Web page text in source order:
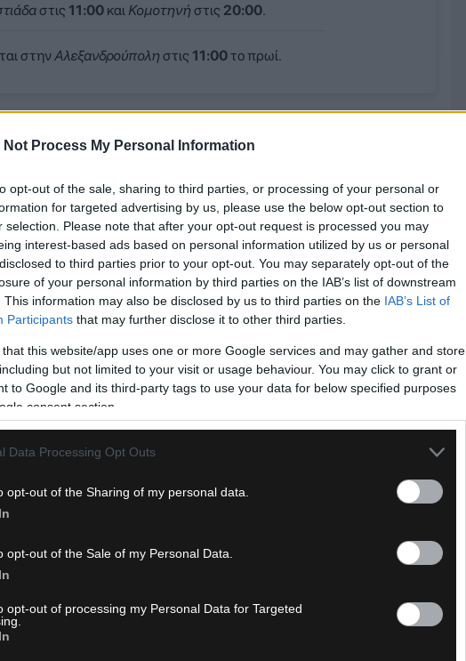
Not Process My Personal Information
opt-out of the sale, sharing to third parties, or processing of your personal or
for targeted advertising by us, please use the below opt-out section to
selection. Please note that after your opt-out request is processed you may
interest-based ads based on personal information utilized by us or personal
to third parties prior to your opt-out. You may separately opt-out of the
of your personal information by third parties on the IAB’s list of downstream
This information may also be disclosed by us to third parties on the IAB’s List of
Participants that may further disclose it to other third parties.
that this website/app uses one or more Google services and may gather and store
but not limited to your visit or usage behaviour. You may click to grant or
to Google and its third-party tags to use your data for below specified purposes
consent section.
Data Processing Opt Outs
opt-out of the Sharing of my personal data.
opt-out of the Sale of my Personal Data.
opt-out of processing my Personal Data for Targeted
στις 11:00και Κομοτηνή στις 20:00.
στηνΑλεξανδρούπολη στις 11:00το πρωί.
δίνοντας την ευκαιρία στους πολυάριθμους φίλους της
όπου οι οπαδοί του «Δικεφάλου» θα μπορούν να φωτογραφηθούν μαζί
της ΑΕΚ θα συνεχιστεί τις επόμενες δύο ημέρες με επισκέψεις σε